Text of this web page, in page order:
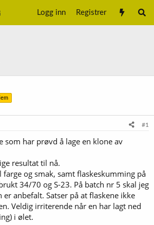
Logg inn Registrer
#1
som har prøvd å lage en klone av
resultat til nå.
farge og smak, samt flaskeskumming på
34/70 og S-23. På batch nr 5 skal jeg
anbefalt. Satser på at flaskene ikke
Veldig irriterende når en har lagt ned
i ølet.